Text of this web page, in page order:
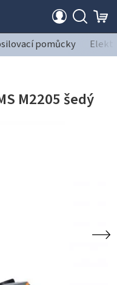
pomůcky
M2205 šedý